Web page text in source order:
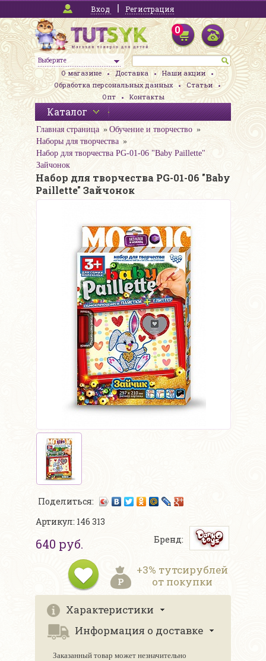
Вход Регистрация
Выберите
0
О магазине Доставка
Наши акции
Обработка персональных данных
Статьи
Опт
Контакты
Каталог
Главная страница
Обучение и творчество
Наборы для творчества
Набор для творчества PG-01-06 "Baby Paillette"
Зайчонок
Набор для творчества PG-01-06 "Baby
Paillette" Зайчонок
Поделиться:
Артикул: 146 313
640 руб. Бренд:
+3% тутсирублей
от покупки
Характеристики
Информация о доставке
Заказанный товар может незначительно